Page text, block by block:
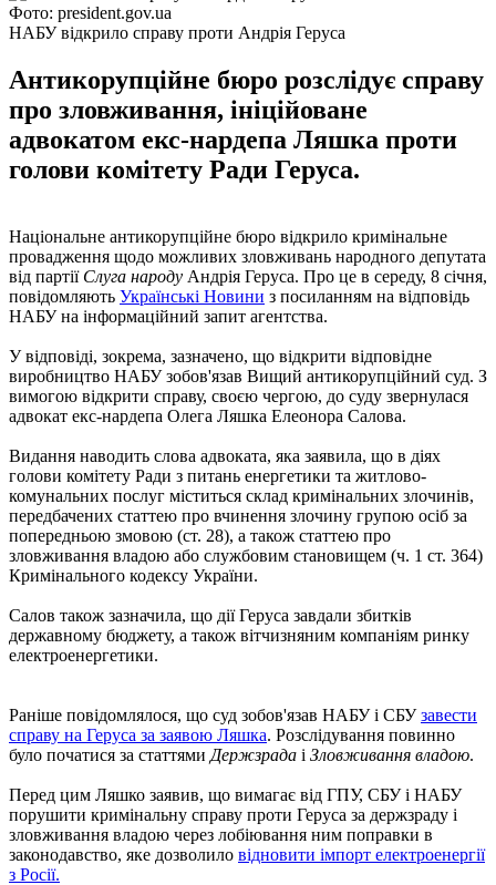
Фото: president.gov.ua
НАБУ відкрило справу проти Андрія Геруса
Антикорупційне бюро розслідує справу
про зловживання, ініційоване
адвокатом екс-нардепа Ляшка проти
голови комітету Ради Геруса.
Національне антикорупційне бюро відкрило кримінальне
провадження щодо можливих зловживань народного депутата
від партії Слуга народу Андрія Геруса. Про це в середу, 8 січня,
повідомляють Українські Новини з посиланням на відповідь
НАБУ на інформаційний запит агентства.
У відповіді, зокрема, зазначено, що відкрити відповідне
виробництво НАБУ зобов'язав Вищий антикорупційний суд. З
вимогою відкрити справу, своєю чергою, до суду звернулася
адвокат екс-нардепа Олега Ляшка Елеонора Салова.
Видання наводить слова адвоката, яка заявила, що в діях
голови комітету Ради з питань енергетики та житлово-
комунальних послуг міститься склад кримінальних злочинів,
передбачених статтею про вчинення злочину групою осіб за
попередньою змовою (ст. 28), а також статтею про
зловживання владою або службовим становищем (ч. 1 ст. 364)
Кримінального кодексу України.
Салов також зазначила, що дії Геруса завдали збитків
державному бюджету, а також вітчизняним компаніям ринку
електроенергетики.
Раніше повідомлялося, що суд зобов'язав НАБУ і СБУзавести
справу на Геруса за заявою Ляшка. Розслідування повинно
було початися за статтями Держзрада і Зловживання владою.
Перед цим Ляшко заявив, що вимагає від ГПУ, СБУ і НАБУ
порушити кримінальну справу проти Геруса за держзраду і
зловживання владою через лобіювання ним поправки в
законодавство, яке дозволило відновити імпорт електроенергії
з Росії.